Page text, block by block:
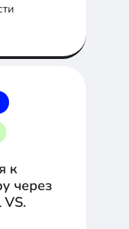
к
через
VS.